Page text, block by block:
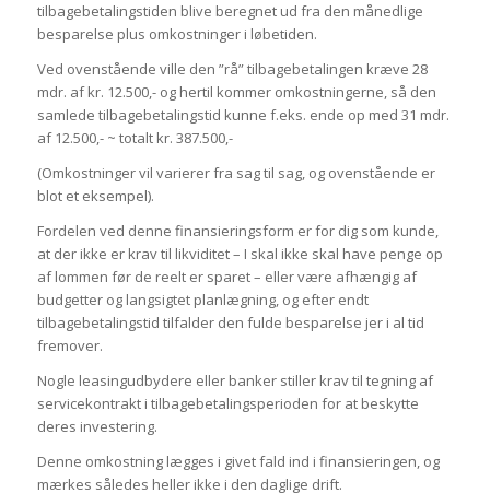
tilbagebetalingstiden blive beregnet ud fra den månedlige
besparelse plus omkostninger i løbetiden.
Ved ovenstående ville den ”rå” tilbagebetalingen kræve 28
mdr. af kr. 12.500,- og hertil kommer omkostningerne, så den
samlede tilbagebetalingstid kunne f.eks. ende op med 31 mdr.
af 12.500,- ~ totalt kr. 387.500,-
(Omkostninger vil varierer fra sag til sag, og ovenstående er
blot et eksempel).
Fordelen ved denne finansieringsform er for dig som kunde,
at der ikke er krav til likviditet – I skal ikke skal have penge op
af lommen før de reelt er sparet – eller være afhængig af
budgetter og langsigtet planlægning, og efter endt
tilbagebetalingstid tilfalder den fulde besparelse jer i al tid
fremover.
Nogle leasingudbydere eller banker stiller krav til tegning af
servicekontrakt i tilbagebetalingsperioden for at beskytte
deres investering.
Denne omkostning lægges i givet fald ind i finansieringen, og
mærkes således heller ikke i den daglige drift.